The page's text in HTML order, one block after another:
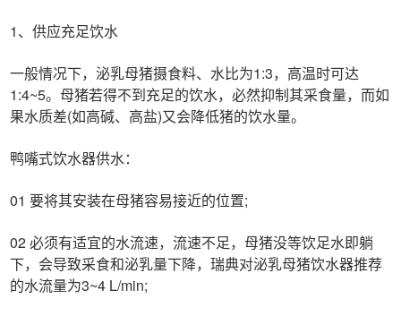
1、供应充足饮水
一般情况下，泌乳母猪摄食料、水比为1:3，高温时可达
1:4~5。母猪若得不到充足的饮水，必然抑制其采食量，而如
果水质差(如高碱、高盐)又会降低猪的饮水量。
鸭嘴式饮水器供水：
01 要将其安装在母猪容易接近的位置;
02 必须有适宜的水流速，流速不足，母猪没等饮足水即躺
下，会导致采食和泌乳量下降，瑞典对泌乳母猪饮水器推荐
的水流量为3~4 L/min;